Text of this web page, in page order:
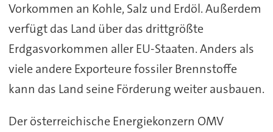
Vorkommen an Kohle, Salz und Erdöl. Außerdem
verfügt das Land über das drittgrößte
Erdgasvorkommen aller EU-Staaten. Anders als
viele andere Exporteure fossiler Brennstoffe
kann das Land seine Förderung weiter ausbauen.
Der österreichische Energiekonzern OMV